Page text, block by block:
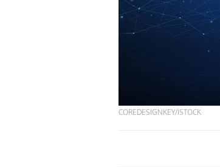
COREDESIGNKEY/ISTOCK